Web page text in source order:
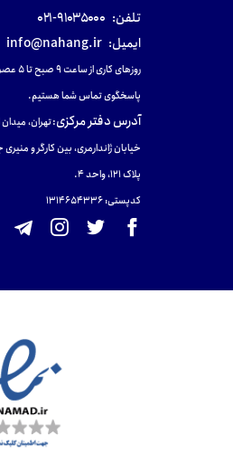
تلفن: ۹۱۰۳۵۰۰۰-۰۲۱
ایمیل: info@nahang.ir
روزهای کاری از ساعت ۹ صبح تا ۵ عصر
پاسخگوی تماس شما هستیم.
آدرس دفتر مرکزی:تهران، میدان
خیابان ژاندارمری، بین کارگر و منیری
پلاک 121، واحد ۴.
کدپستی: 131465433۶